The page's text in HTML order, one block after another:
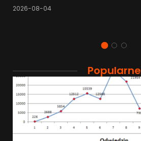
2026-08-04
Popularne